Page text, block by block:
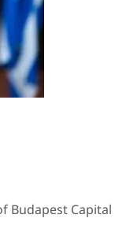
Budapest Capital